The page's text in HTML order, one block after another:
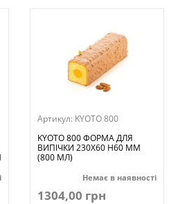
Артикул: KYOTO 800
KYOTO 800 ФОРМА ДЛЯ
ВИПІЧКИ 230X60 H60 ММ
(800 МЛ)
Немає в наявності
1304,00 грн